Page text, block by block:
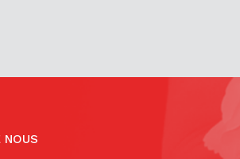
NOUS